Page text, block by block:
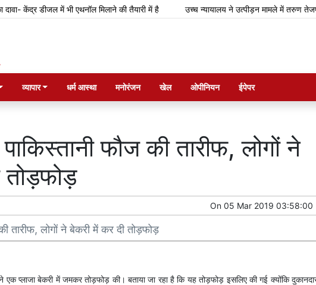
केंद्र डीजल में भी एथनॉल मिलाने की तैयारी में है उच्च न्यायालय ने उत्पीड़न मामले में तरुण तेजपाल को
व्यापार धर्म आस्था मनोरंजन खेल ओपीनियन ईपेपर
फौज की तारीफ, लोगों ने
On 05 Mar 2019 03:58:00
तारीफ, लोगों ने बेकरी में कर दी तोड़फोड़
प्लाजा बेकरी में जमकर तोड़फोड़ की। बताया जा रहा है कि यह तोड़फोड़ इसलिए की गई क्योंकि